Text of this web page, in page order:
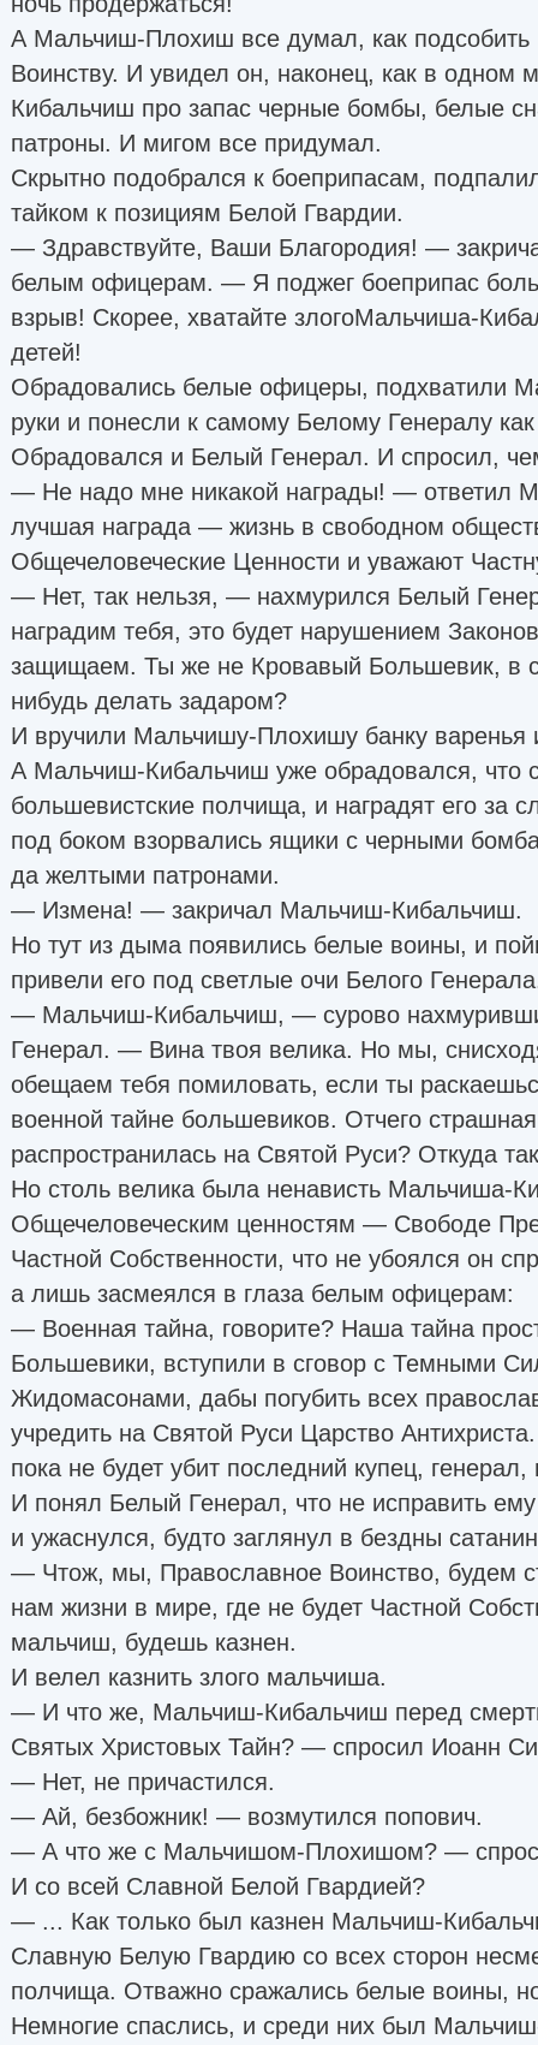
А Мальчиш-Плохиш все думал, как подсобить
Воинству. И увидел он, наконец, как в одном
Кибальчиш про запас черные бомбы, белые
патроны. И мигом все придумал.
Скрытно подобрался к боеприпасам,
тайком к позициям Белой Гвардии.
— Здравствуйте, Ваши Благородия! —
белым офицерам. — Я поджег боеприпас
взрыв! Скорее, хватайте злогоМальчиша-
детей!
Обрадовались белые офицеры, подхватили
руки и понесли к самому Белому Генералу как
Обрадовался и Белый Генерал. И спросил,
— Не надо мне никакой награды! —
лучшая награда — жизнь в свободном
Общечеловеческие Ценности и уважают
— Нет, так нельзя, — нахмурился Белый
наградим тебя, это будет нарушением
защищаем. Ты же не Кровавый Большевик, в
нибудь делать задаром?
И вручили Мальчишу-Плохишу банку варенья
А Мальчиш-Кибальчиш уже обрадовался, что
большевистские полчища, и наградят его за
под боком взорвались ящики с черными
да желтыми патронами.
— Измена! — закричал Мальчиш-Кибальчиш.
Но тут из дыма появились белые воины, и
привели его под светлые очи Белого
— Мальчиш-Кибальчиш, — сурово
Генерал. — Вина твоя велика. Но мы,
обещаем тебя помиловать, если ты
военной тайне большевиков. Отчего
распространилась на Святой Руси? Откуда
Но столь велика была ненависть Мальчиша-
Общечеловеческим ценностям — Свободе
Частной Собственности, что не убоялся он
а лишь засмеялся в глаза белым офицерам:
— Военная тайна, говорите? Наша тайна
Большевики, вступили в сговор с Темными
Жидомасонами, дабы погубить всех
учредить на Святой Руси Царство
пока не будет убит последний купец,
И понял Белый Генерал, что не исправить
и ужаснулся, будто заглянул в бездны
— Чтож, мы, Православное Воинство, будем
нам жизни в мире, где не будет Частной
мальчиш, будешь казнен.
И велел казнить злого мальчиша.
— И что же, Мальчиш-Кибальчиш перед
Святых Христовых Тайн? — спросил Иоанн
— Нет, не причастился.
— Ай, безбожник! — возмутился попович.
— А что же с Мальчишом-Плохишом? —
И со всей Славной Белой Гвардией?
— ... Как только был казнен Мальчиш-
Славную Белую Гвардию со всех сторон
полчища. Отважно сражались белые воины,
Немногие спаслись, и среди них был